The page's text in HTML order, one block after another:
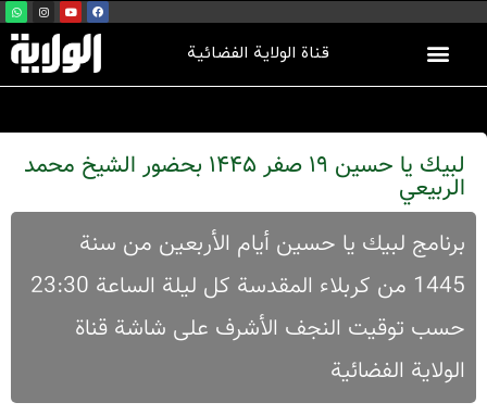
قناة الولاية الفضائية
لبيك يا حسين 19 صفر 1445 بحضور الشيخ محمد
الربيعي
برنامج لبیك یا حسین أیام الأربعین من سنة
1445 من کربلاء المقدسة کل لیلة الساعة 23:30
حسب توقیت النجف الأشرف علی شاشة قناة
الولایة الفضائیة